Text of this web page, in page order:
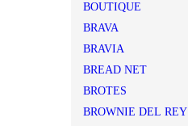
BOUTIQUE
BRAVA
BRAVIA
BREAD NET
BROTES
BROWNIE DEL REY